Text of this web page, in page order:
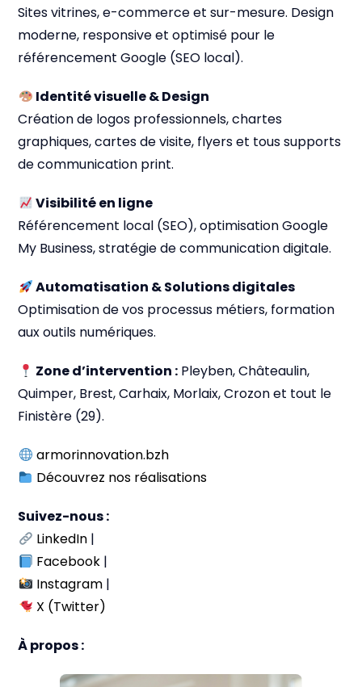
Sites vitrines, e-commerce et sur-mesure. Design
moderne, responsive et optimisé pour le
référencement Google (SEO local).
Identité visuelle & Design
Création de logos professionnels, chartes
graphiques, cartes de visite, flyers et tous supports
de communication print.
Visibilité en ligne
Référencement local (SEO), optimisation Google
My Business, stratégie de communication digitale.
Automatisation & Solutions digitales
Optimisation de vos processus métiers, formation
aux outils numériques.
Zone d’intervention :Pleyben, Châteaulin,
Quimper, Brest, Carhaix, Morlaix, Crozon et tout le
Finistère (29).
armorinnovation.bzh
Découvrez nos réalisations
Suivez-nous :
LinkedIn|
Facebook|
Instagram|
X (Twitter)
À propos :